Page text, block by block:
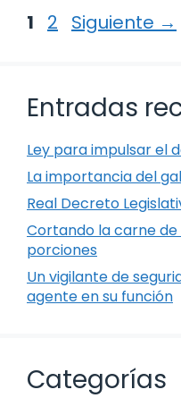
Página
1 Página
2 Siguiente →
Entradas
Ley para impulsar el
La importancia del
Real Decreto
Cortando la carne
porciones
Un vigilante de
agente en su función
Categorías